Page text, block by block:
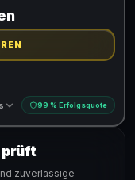
99 % Erfolgsquote
prüft
zuverlässige